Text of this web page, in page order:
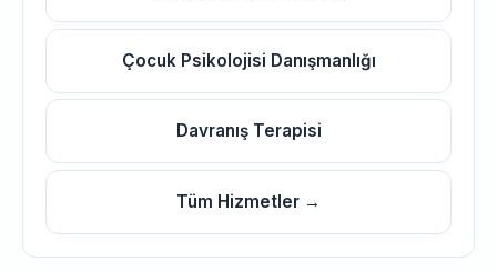
Çocuk Psikolojisi Danışmanlığı
Davranış Terapisi
Tüm Hizmetler →